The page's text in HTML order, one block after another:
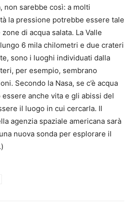
non sarebbe così: a molti
la pressione potrebbe essere tale
di acqua salata. La Valle
6 mila chilometri e due crateri
sono i luoghi individuati dalla
per esempio, sembrano
Secondo la Nasa, se c’è acqua
anche vita e gli abissi del
il luogo in cui cercarla. Il
agenzia spaziale americana sarà
nuova sonda per esplorare il